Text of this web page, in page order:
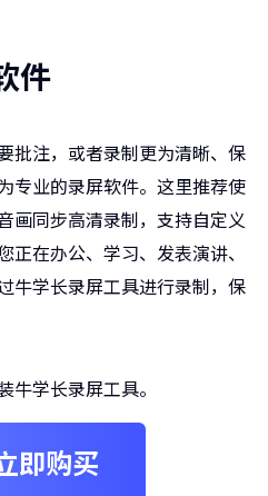
件
批注，或者录制更为清晰、保
专业的录屏软件。这里推荐使
画同步高清录制，支持自定义
在办公、学习、发表演讲、
牛学长录屏工具进行录制，保
牛学长录屏工具。
即购买